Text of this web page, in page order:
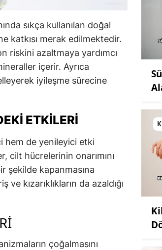
sıkça kullanılan doğal
katkısı merak edilmektedir.
riskini azaltmaya yardımcı
içerir. Ayrıca
iyileşme sürecine
ETKILERI
hem de yenileyici etki
cilt hücrelerinin onarımını
şekilde kapanmasına
kızarıklıkların da azaldığı
çoğalmasını